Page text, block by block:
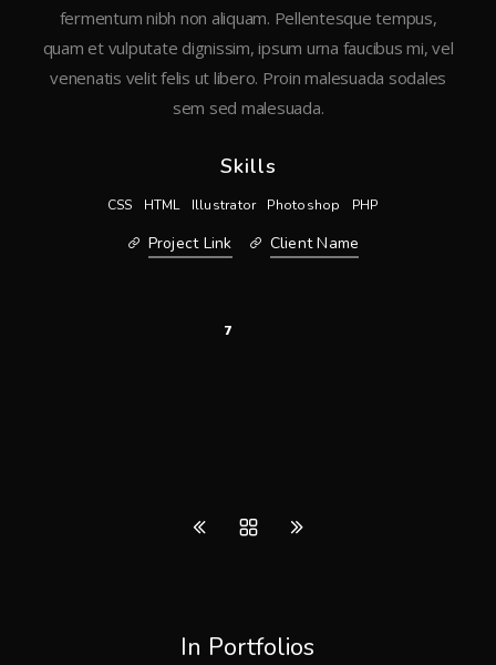
fermentum nibh non aliquam. Pellentesque tempus,
quam et vulputate dignissim, ipsum urna faucibus mi, vel
venenatis velit felis ut libero. Proin malesuada sodales
sem sed malesuada.
Skills
CSS HTML Illustrator Photoshop PHP
Project Link Client Name
7
In Portfolios